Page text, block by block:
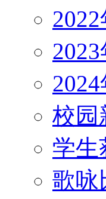
校园
学生
歌咏